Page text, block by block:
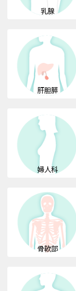
乳腺
肝胆膵
婦人科
骨軟部